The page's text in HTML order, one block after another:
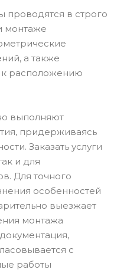
проводятся в строго
монтаже
а также
к расположению
выполняют
придерживаясь
Заказать услуги
и для
Для точного
особенностей
выезжает
монтажа
с
работы